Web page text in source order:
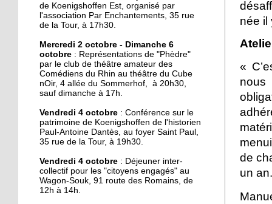
29 septembre 2019
Le local de l'école de
musique du CSC restauré
28 septembre 2019
Une épicerie solidaire
ouvre dans l'Hôtel de la
rue
28 septembre 2019
Vide-grenier au foyer
Saint-Arbogast ce
dimanche
de Koenigshoffen Est, organisé par
l'association Par Enchantements, 35 rue
de la Tour, à 17h30.
Mercredi 2 octobre - Dimanche 6
octobre : Représentations de "Phèdre"
par le club de théâtre amateur des
Comédiens du Rhin au théâtre du Cube
nOir, 4 allée du Sommerhof, à 20h30,
sauf dimanche à 17h.
Vendredi 4 octobre : Conférence sur le
patrimoine de Koenigshoffen de l'historien
Paul-Antoine Dantès, au foyer Saint Paul,
35 rue de la Tour, à 19h30.
Vendredi 4 octobre : Déjeuner inter-
collectif pour les "citoyens engagés" au
Wagon-Souk, 91 route des Romains, de
12h à 14h.
née il
«
nous
de
un an.